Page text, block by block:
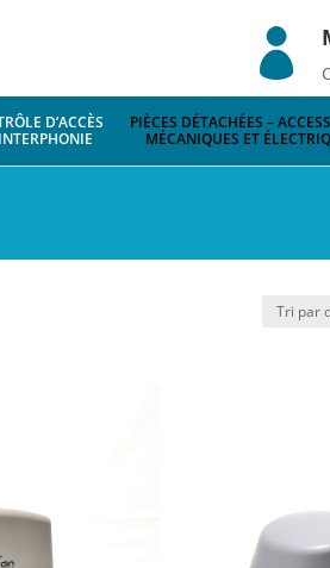

D’ACCÈS
PIÈCES DÉTACHÉES –
MÉCANIQUES ET